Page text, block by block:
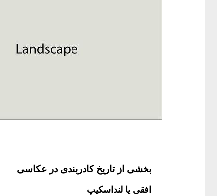
بخشی از تاریخ کادربندی در عکاسی
افقی یا لنداسکیپ